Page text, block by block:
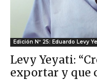
Edición Nº 25: Eduardo Levy
Levy Yeyati:
exportar y que